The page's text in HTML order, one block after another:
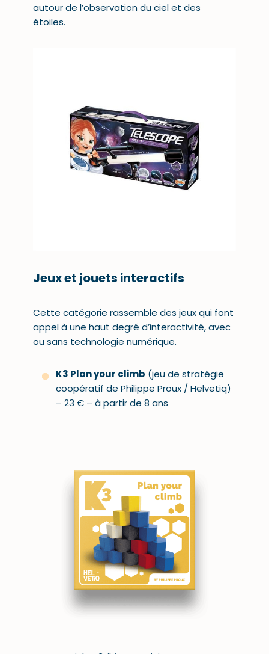
autour de l’observation du ciel et des
étoiles.
Jeux et jouets interactifs
Cette catégorie rassemble des jeux qui font
appel à une haut degré d’interactivité, avec
ou sans technologie numérique.
K3 Plan your climb (jeu de stratégie
coopératif de Philippe Proux / Helvetiq)
– 23 € – à partir de 8 ans